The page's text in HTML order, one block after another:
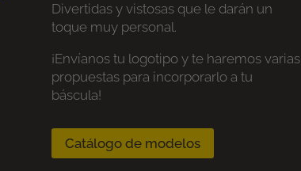
Divertidas y vistosas que le darán un
toque muy personal.
¡Envíanos tu logotipo y te haremos varias
propuestas para incorporarlo a tu
báscula!
Catálogo de modelos